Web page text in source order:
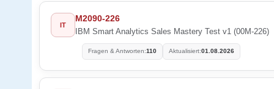
IT
M2090-226
IBM Smart Analytics Sales Mastery Test v1 (00M-226)
Fragen & Antworten:110 Aktualisiert:01.08.2026